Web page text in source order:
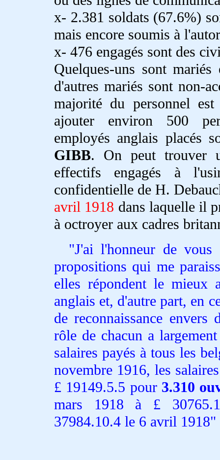
x- 2.381 soldats (67.6%)
mais encore soumis à
x- 476 engagés sont des
Quelques-uns sont
d'autres mariés sont non-
majorité du personnel
ajouter environ 500
employés anglais placés
GIBB. On peut trouver
effectifs engagés à
confidentielle de H.
avril 1918 dans laquelle il
à octroyer aux cadres
J'ai l'honneur de vous
propositions qui me
elles répondent le mieux
anglais et, d'autre part, en
de reconnaissance envers
rôle de chacun a
salaires payés à tous les
novembre 1916, les
£ 19149.5.5 pour 3.310
mars 1918 à £
37984.10.4 le 6 avril 1918